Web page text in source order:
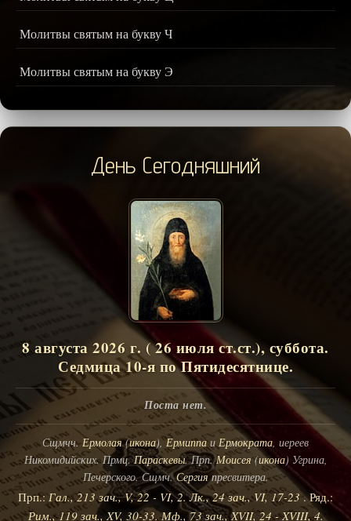
Молитвы святым на букву Ч
Молитвы святым на букву Э
День Сегодняшний
8 августа 2026 г. ( 26 июля ст.ст.), суббота.
Седмица 10-я по Пятидесятнице.
Поста нет.
Сщмчч.Ермолая(икона),ЕрмиппаиЕрмократа, иереев
Никомидийских. Прмц.Параскевы. Прп.Моисея(икона) Угрина,
Печерского. Сщмч.Сергияпресвитера.
Прп.: Гал., 213 зач., V, 22 - VI, 2. Лк., 24 зач., VI, 17-23 . Ряд.:
Рим., 119 зач., XV, 30-33. Мф., 73 зач., XVII, 24 - XVIII, 4.